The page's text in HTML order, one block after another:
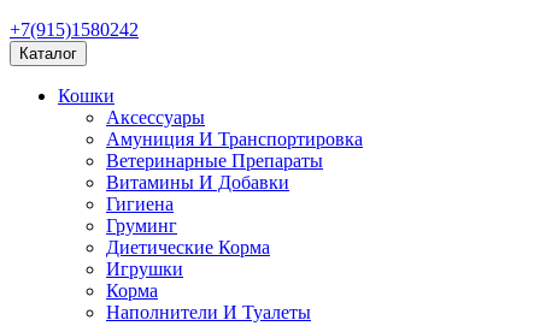
+7(915)1580242
Каталог
Кошки
Аксессуары
Амуниция И Транспортировка
Ветеринарные Препараты
Витамины И Добавки
Гигиена
Груминг
Диетические Корма
Игрушки
Корма
Наполнители И Туалеты